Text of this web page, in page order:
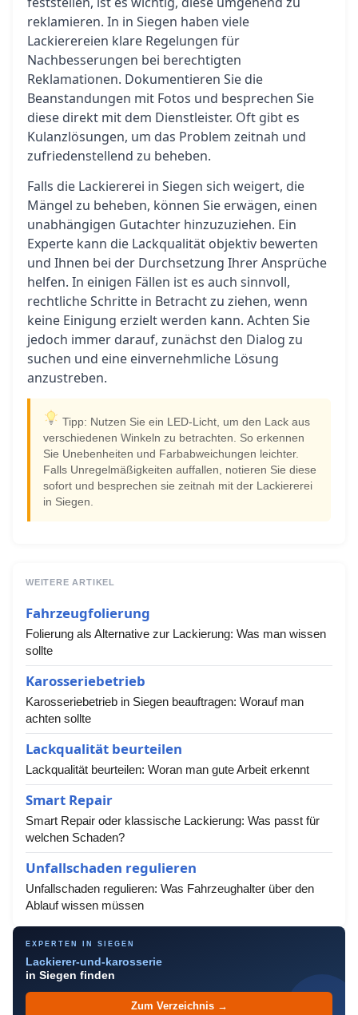
reklamieren. In in Siegen haben viele
Lackierereien klare Regelungen für
Nachbesserungen bei berechtigten
Reklamationen. Dokumentieren Sie die
Beanstandungen mit Fotos und besprechen Sie
diese direkt mit dem Dienstleister. Oft gibt es
Kulanzlösungen, um das Problem zeitnah und
zufriedenstellend zu beheben.
Falls die Lackiererei in Siegen sich weigert, die
Mängel zu beheben, können Sie erwägen, einen
unabhängigen Gutachter hinzuzuziehen. Ein
Experte kann die Lackqualität objektiv bewerten
und Ihnen bei der Durchsetzung Ihrer Ansprüche
helfen. In einigen Fällen ist es auch sinnvoll,
rechtliche Schritte in Betracht zu ziehen, wenn
keine Einigung erzielt werden kann. Achten Sie
jedoch immer darauf, zunächst den Dialog zu
suchen und eine einvernehmliche Lösung
anzustreben.
Tipp: Nutzen Sie ein LED-Licht, um den Lack aus
verschiedenen Winkeln zu betrachten. So erkennen
Sie Unebenheiten und Farbabweichungen leichter.
Falls Unregelmäßigkeiten auffallen, notieren Sie diese
sofort und besprechen sie zeitnah mit der Lackiererei
in Siegen.
WEITERE ARTIKEL
Fahrzeugfolierung
Folierung als Alternative zur Lackierung: Was man wissen
sollte
Karosseriebetrieb
Karosseriebetrieb in Siegen beauftragen: Worauf man
achten sollte
Lackqualität beurteilen
Lackqualität beurteilen: Woran man gute Arbeit erkennt
Smart Repair
Smart Repair oder klassische Lackierung: Was passt für
welchen Schaden?
Unfallschaden regulieren
Unfallschaden regulieren: Was Fahrzeughalter über den
Ablauf wissen müssen
EXPERTEN IN SIEGEN
Lackierer-und-karosserie
in Siegen finden
Zum Verzeichnis →